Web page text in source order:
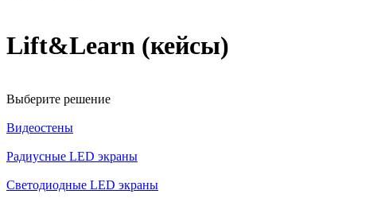
Lift&Learn (кейсы)
Выберите решение
Видеостены
Радиусные LED экраны
Светодиодные LED экраны